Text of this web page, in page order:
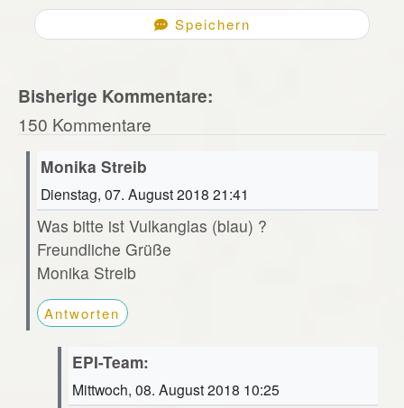
Speichern
Bisherige Kommentare:
150 Kommentare
Monika Streib
Dienstag, 07. August 2018 21:41
Was bitte ist Vulkanglas (blau) ?
Freundliche Grüße
Monika Streib
Antworten
EPI-Team:
Mittwoch, 08. August 2018 10:25